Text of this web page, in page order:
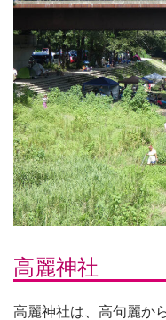
高麗神社
高麗神社は、高句麗か